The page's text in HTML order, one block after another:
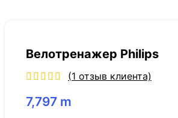
Велотренажер Philips
(1 отзыв клиента)
7,797 m